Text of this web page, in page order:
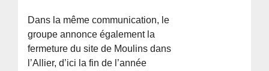
Dans la même communication, le
groupe annonce également la
fermeture du site de Moulins dans
l’Allier, d’ici la fin de l’année